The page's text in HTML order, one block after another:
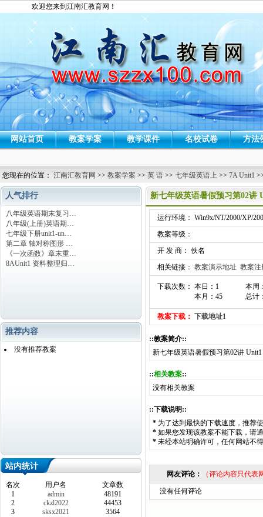
欢迎您来到江南汇教育网！
网站首页 教案学案 教学课件 名校试卷 方法
您现在的位置： 江南汇教育网 >> 教案学案 >> 英 语 >> 七年级英语上 >> 7A Unit1
人气排行
八年级英语期末复习…
八年级(上册)英语期…
七年级下册unit1-un…
第二章 轴对称图形 …
《一次函数》章末重…
8AUnit1 资料整理归…
推荐内容
没有推荐教案
站内统计
名次 用户名
文章数
1
admin
48191
2
ckzl2022
44453
3
sksx2021
3564
新七年级英语暑假预习第02讲
运行环境： Win9x/NT/2000/XP/
教案等级：
开 发 商： 佚名
相关链接： 教案演示地址 教案注
下载次数： 本日：1
本月：45
本周
总计
教案下载： 下载地址1
::教案简介::
新七年级英语暑假预习第02讲
::相关教案::
没有相关教案
::下载说明::
* 为了达到最快的下载速度，推荐
* 如果您发现该教案不能下载，请
* 未经本站明确许可，任何网站不
网友评论： （评论内容只代
没有任何评论